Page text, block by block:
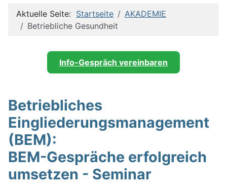
Aktuelle Seite: Startseite
AKADEMIE
Betriebliche Gesundheit
Info-Gespräch vereinbaren
Betriebliches
Eingliederungsmanagement
(BEM):
BEM-Gespräche erfolgreich
umsetzen - Seminar